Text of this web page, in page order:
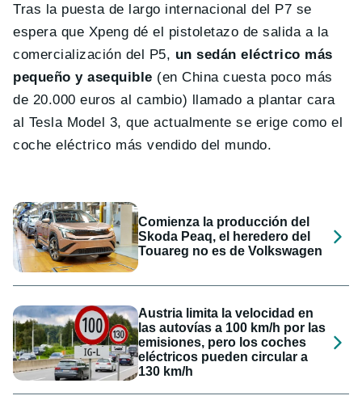
Tras la puesta de largo internacional del P7 se
espera que Xpeng dé el pistoletazo de salida a la
comercialización del P5, un sedán eléctrico más
pequeño y asequible (en China cuesta poco más
de 20.000 euros al cambio) llamado a plantar cara
al Tesla Model 3, que actualmente se erige como el
coche eléctrico más vendido del mundo.
Comienza la producción del
Skoda Peaq, el heredero del
Touareg no es de Volkswagen
Austria limita la velocidad en
las autovías a 100 km/h por las
emisiones, pero los coches
eléctricos pueden circular a
130 km/h